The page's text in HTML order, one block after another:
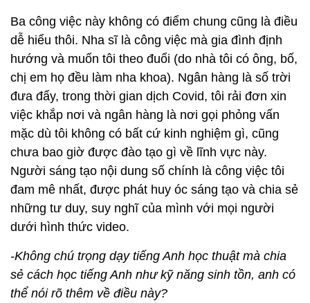
Ba công việc này không có điểm chung cũng là điều
dễ hiểu thôi. Nha sĩ là công việc mà gia đình định
hướng và muốn tôi theo đuổi (do nhà tôi có ông, bố,
chị em họ đều làm nha khoa). Ngân hàng là số trời
đưa đẩy, trong thời gian dịch Covid, tôi rải đơn xin
việc khắp nơi và ngân hàng là nơi gọi phỏng vấn
mặc dù tôi không có bất cứ kinh nghiệm gì, cũng
chưa bao giờ được đào tạo gì về lĩnh vực này.
Người sáng tạo nội dung số chính là công việc tôi
đam mê nhất, được phát huy óc sáng tạo và chia sẻ
những tư duy, suy nghĩ của mình với mọi người
dưới hình thức video.
-Không chú trọng dạy tiếng Anh học thuật mà chia
sẻ cách học tiếng Anh như kỹ năng sinh tồn, anh có
thể nói rõ thêm về điều này?